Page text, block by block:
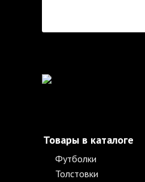
Товары в каталоге
Футболки
Толстовки